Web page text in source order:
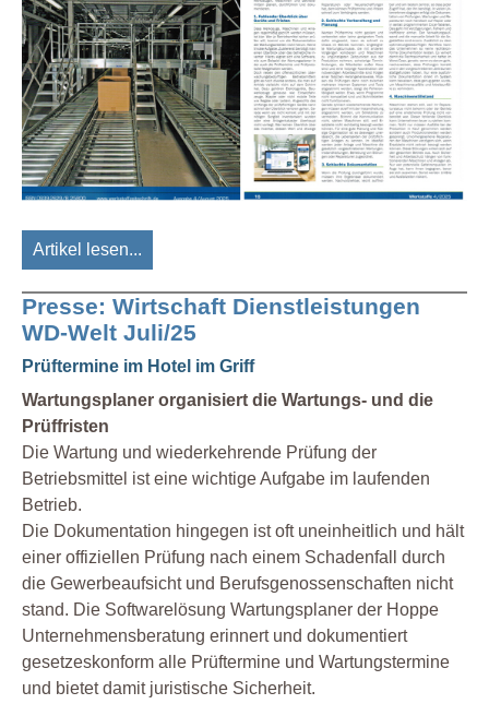
Artikel lesen...
Presse: Wirtschaft Dienstleistungen
WD-Welt Juli/25
Prüftermine im Hotel im Griff
Wartungsplaner organisiert die Wartungs- und die
Prüffristen
Die Wartung und wiederkehrende Prüfung der
Betriebsmittel ist eine wichtige Aufgabe im laufenden
Betrieb.
Die Dokumentation hingegen ist oft uneinheitlich und hält
einer offiziellen Prüfung nach einem Schadenfall durch
die Gewerbeaufsicht und Berufsgenossenschaften nicht
stand. Die Softwarelösung Wartungsplaner der Hoppe
Unternehmensberatung erinnert und dokumentiert
gesetzeskonform alle Prüftermine und Wartungstermine
und bietet damit juristische Sicherheit.